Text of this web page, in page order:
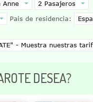
Pais de residencia:
DESEA?